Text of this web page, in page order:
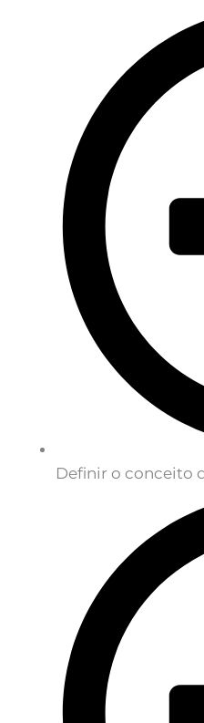
Definir o conceito